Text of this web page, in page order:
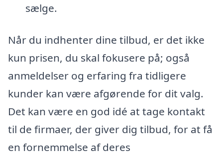
sælge.
Når du indhenter dine tilbud, er det ikke
kun prisen, du skal fokusere på; også
anmeldelser og erfaring fra tidligere
kunder kan være afgørende for dit valg.
Det kan være en god idé at tage kontakt
til de firmaer, der giver dig tilbud, for at få
en fornemmelse af deres